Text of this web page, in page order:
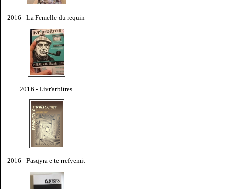
2016 - La Femelle du requin
2016 - Livr'arbitres
2016 - Pasqyra e te rrefyemit